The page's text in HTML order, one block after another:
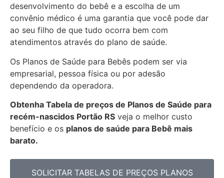
desenvolvimento do bebê e a escolha de um
convênio médico é uma garantia que você pode dar
ao seu filho de que tudo ocorra bem com
atendimentos através do plano de saúde.
Os Planos de Saúde para Bebês podem ser via
empresarial, pessoa física ou por adesão
dependendo da operadora.
Obtenha Tabela de preços de Planos de Saúde para
recém-nascidos Portão RS veja o melhor custo
benefício e os planos de saúde para Bebê mais
barato.
SOLICITAR TABELAS DE PREÇOS PLANOS